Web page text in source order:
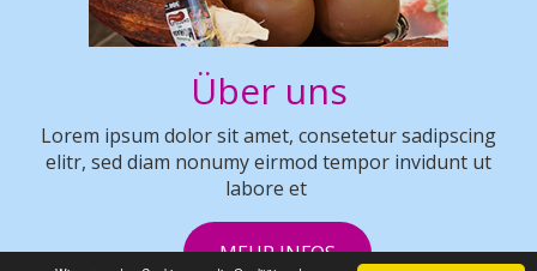
Über uns
Lorem ipsum dolor sit amet, consetetur sadipscing
elitr, sed diam nonumy eirmod tempor invidunt ut
labore et
MEHR INFOS